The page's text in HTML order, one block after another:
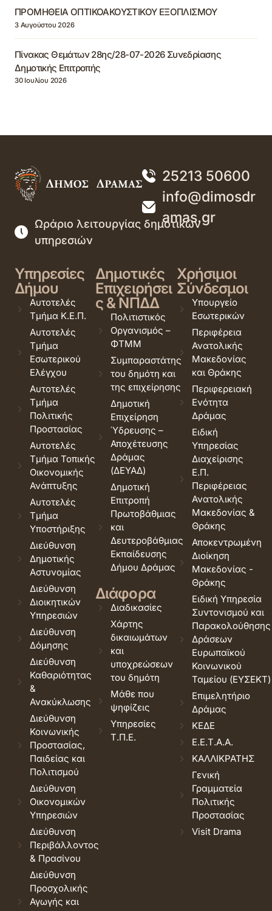
ΠΡΟΜΗΘΕΙΑ ΟΠΤΙΚΟΑΚΟΥΣΤΙΚΟΥ ΕΞΟΠΛΙΣΜΟΥ
3 Αυγούστου 2026
Πίνακας Θεμάτων 28ης/28-07-2026 Συνεδρίασης
Δημοτικής Επιτροπής
30 Ιουλίου 2026
25213 50600
info@dimosdr
amas.gr
Ωράριο λειτουργίας δημοτικών
υπηρεσιών
Υπηρεσίες
Δήμου
Αυτοτελές
Τμήμα Κ.Ε.Π.
Αυτοτελές
Τμήμα
Εσωτερικού
Ελέγχου
Αυτοτελές
Τμήμα
Πολιτικής
Προστασίας
Αυτοτελές
Τμήμα Τοπικής
Οικονομικής
Ανάπτυξης
Αυτοτελές
Τμήμα
Υποστήριξης
Διεύθυνση
Δημοτικής
Αστυνομίας
Διεύθυνση
Διοικητικών
Υπηρεσιών
Διεύθυνση
Δόμησης
Διεύθυνση
Καθαριότητας
&
Ανακύκλωσης
Διεύθυνση
Κοινωνικής
Προστασίας,
Παιδείας και
Πολιτισμού
Διεύθυνση
Οικονομικών
Υπηρεσιών
Διεύθυνση
Περιβάλλοντος
& Πρασίνου
Διεύθυνση
Προσχολικής
Αγωγής και
Δημοτικές
Επιχειρήσει
ς & ΝΠΔΔ
Πολιτιστικός
Οργανισμός –
ΦΤΜΜ
Συμπαραστάτης
του δημότη και
της επιχείρησης
Δημοτική
Επιχείρηση
Ύδρευσης –
Αποχέτευσης
Δράμας
(ΔΕΥΑΔ)
Δημοτική
Επιτροπή
Πρωτοβάθμιας
και
Δευτεροβάθμιας
Εκπαίδευσης
Δήμου Δράμας
Διάφορα
Διαδικασίες
Χάρτης
δικαιωμάτων
και
υποχρεώσεων
του δημότη
Μάθε που
ψηφίζεις
Υπηρεσίες
Τ.Π.Ε.
Χρήσιμοι
Σύνδεσμοι
Υπουργείο
Εσωτερικών
Περιφέρεια
Ανατολικής
Μακεδονίας
και Θράκης
Περιφερειακή
Ενότητα
Δράμας
Ειδική
Υπηρεσίας
Διαχείρισης
Ε.Π.
Περιφέρειας
Ανατολικής
Μακεδονίας &
Θράκης
Αποκεντρωμένη
Διοίκηση
Μακεδονίας -
Θράκης
Ειδική Υπηρεσία
Συντονισμού και
Παρακολούθησης
Δράσεων
Ευρωπαϊκού
Κοινωνικού
Ταμείου (ΕΥΣΕΚΤ)
Επιμελητήριο
Δράμας
ΚΕΔΕ
Ε.Ε.Τ.Α.Α.
ΚΑΛΛΙΚΡΑΤΗΣ
Γενική
Γραμματεία
Πολιτικής
Προστασίας
Visit Drama